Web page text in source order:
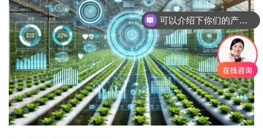
可以介绍下你们的产品么